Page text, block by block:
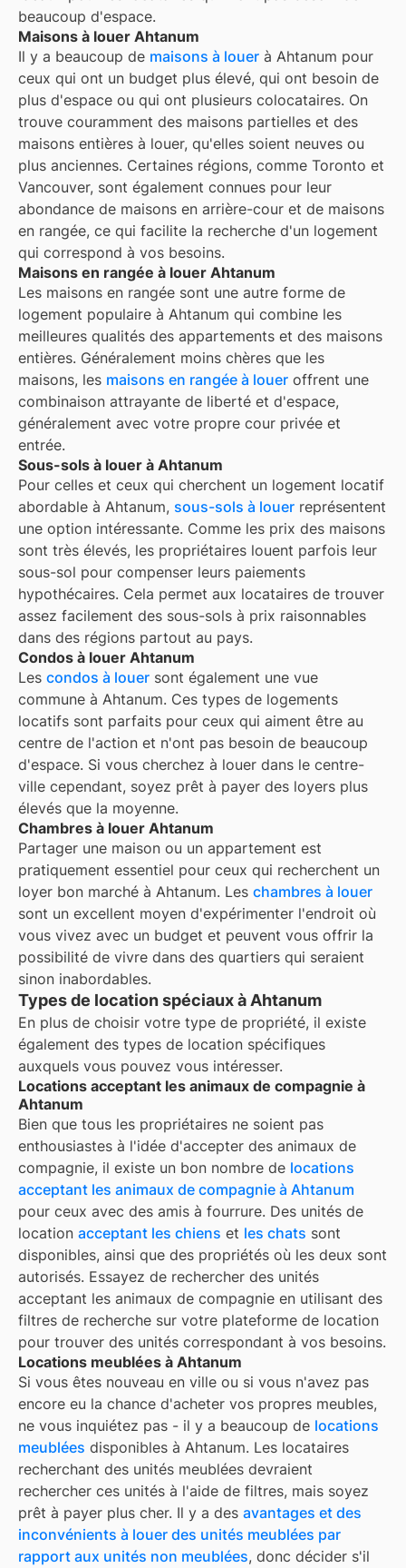
beaucoup d'espace.
Maisons à louer Ahtanum
Il y a beaucoup de maisons à louer à Ahtanum pour
ceux qui ont un budget plus élevé, qui ont besoin de
plus d'espace ou qui ont plusieurs colocataires. On
trouve couramment des maisons partielles et des
maisons entières à louer, qu'elles soient neuves ou
plus anciennes. Certaines régions, comme Toronto et
Vancouver, sont également connues pour leur
abondance de maisons en arrière-cour et de maisons
en rangée, ce qui facilite la recherche d'un logement
qui correspond à vos besoins.
Maisons en rangée à louer Ahtanum
Les maisons en rangée sont une autre forme de
logement populaire à Ahtanum qui combine les
meilleures qualités des appartements et des maisons
entières. Généralement moins chères que les
maisons, les maisons en rangée à louer offrent une
combinaison attrayante de liberté et d'espace,
généralement avec votre propre cour privée et
entrée.
Sous-sols à louer à Ahtanum
Pour celles et ceux qui cherchent un logement locatif
abordable à Ahtanum, sous-sols à louer représentent
une option intéressante. Comme les prix des maisons
sont très élevés, les propriétaires louent parfois leur
sous-sol pour compenser leurs paiements
hypothécaires. Cela permet aux locataires de trouver
assez facilement des sous-sols à prix raisonnables
dans des régions partout au pays.
Condos à louer Ahtanum
Les condos à louer sont également une vue
commune à Ahtanum. Ces types de logements
locatifs sont parfaits pour ceux qui aiment être au
centre de l'action et n'ont pas besoin de beaucoup
d'espace. Si vous cherchez à louer dans le centre-
ville cependant, soyez prêt à payer des loyers plus
élevés que la moyenne.
Chambres à louer Ahtanum
Partager une maison ou un appartement est
pratiquement essentiel pour ceux qui recherchent un
loyer bon marché à Ahtanum. Les chambres à louer
sont un excellent moyen d'expérimenter l'endroit où
vous vivez avec un budget et peuvent vous offrir la
possibilité de vivre dans des quartiers qui seraient
sinon inabordables.
Types de location spéciaux à Ahtanum
En plus de choisir votre type de propriété, il existe
également des types de location spécifiques
auxquels vous pouvez vous intéresser.
Locations acceptant les animaux de compagnie à
Ahtanum
Bien que tous les propriétaires ne soient pas
enthousiastes à l'idée d'accepter des animaux de
compagnie, il existe un bon nombre de locations
acceptant les animaux de compagnie à Ahtanum
pour ceux avec des amis à fourrure. Des unités de
location acceptant les chiens et les chats sont
disponibles, ainsi que des propriétés où les deux sont
autorisés. Essayez de rechercher des unités
acceptant les animaux de compagnie en utilisant des
filtres de recherche sur votre plateforme de location
pour trouver des unités correspondant à vos besoins.
Locations meublées à Ahtanum
Si vous êtes nouveau en ville ou si vous n'avez pas
encore eu la chance d'acheter vos propres meubles,
ne vous inquiétez pas - il y a beaucoup de locations
meublées disponibles à Ahtanum. Les locataires
recherchant des unités meublées devraient
rechercher ces unités à l'aide de filtres, mais soyez
prêt à payer plus cher. Il y a des avantages et des
inconvénients à louer des unités meublées par
rapport aux unités non meublées, donc décider s'il